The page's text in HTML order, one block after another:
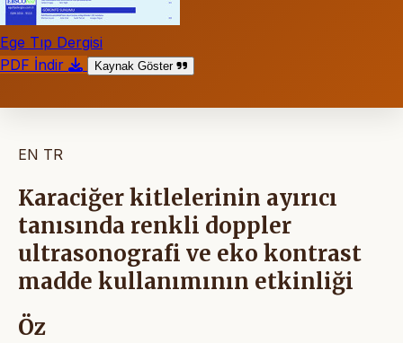
Ege Tıp Dergisi
PDF İndir
Kaynak Göster
EN TR
Karaciğer kitlelerinin ayırıcı
tanısında renkli doppler
ultrasonografi ve eko kontrast
madde kullanımının etkinliği
Öz